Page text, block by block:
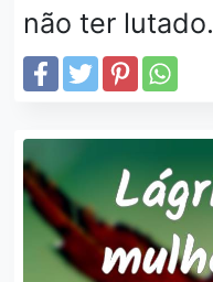
não ter lutado.